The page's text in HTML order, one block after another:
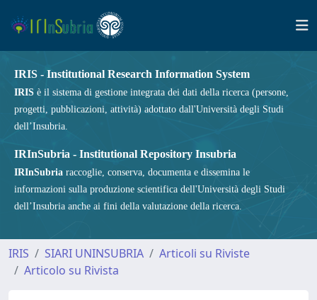
IRIS - Institutional Research Information System
IRIS è il sistema di gestione integrata dei dati della ricerca (persone,
progetti, pubblicazioni, attività) adottato dall'Università degli Studi
dell’Insubria.
IRInSubria - Institutional Repository Insubria
IRInSubria raccoglie, conserva, documenta e dissemina le
informazioni sulla produzione scientifica dell'Università degli Studi
dell’Insubria anche ai fini della valutazione della ricerca.
IRIS SIARI UNINSUBRIA
Articoli su Riviste
Articolo su Rivista